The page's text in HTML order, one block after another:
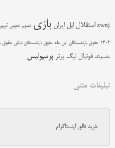
zwnj استقلال اپل ایران بازی تصویر نجومی
1402 حقوق بازنشستگان این ماه حقوق بازنشستگان بانکی حقوق
سامسونگ فوتبال لیگ برتر پرسپولیس
تبلیغات متنی
خرید فالور اینستاگرام